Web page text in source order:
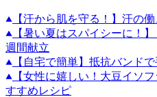
【汗から肌を守る！】汗の
【暑い夏はスパイシーに！
週間献立
【自宅で簡単】抵抗バンド
【女性に嬉しい！大豆イソ
すすめレシピ